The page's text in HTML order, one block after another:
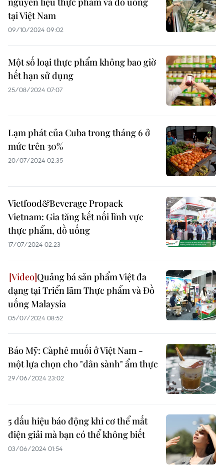
tại Việt Nam
09/10/2024 09:02
Một số loại thực phẩm không bao giờ
hết hạn sử dụng
25/08/2024 07:07
Lạm phát của Cuba trong tháng 6 ở
mức trên 30%
20/07/2024 02:35
Vietfood&Beverage Propack
Vietnam: Gia tăng kết nối lĩnh vực
thực phẩm, đồ uống
17/07/2024 02:23
Quảng bá sản phẩm Việt đa
dạng tại Triển lãm Thực phẩm và Đồ
uống Malaysia
05/07/2024 08:52
Báo Mỹ: Càphê muối ở Việt Nam -
một lựa chọn cho "dân sành" ẩm thực
29/06/2024 23:02
5 dấu hiệu báo động khi cơ thể mất
điện giải mà bạn có thể không biết
03/06/2024 01:54